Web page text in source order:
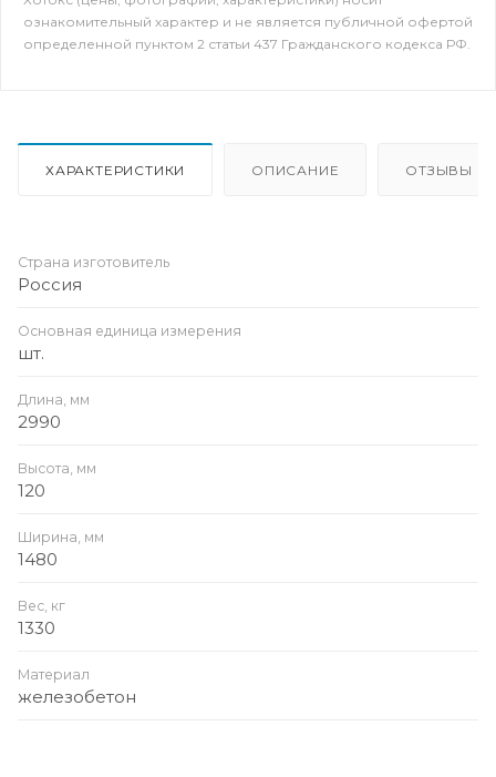
ознакомительный характер и не является публичной офертой
определенной пунктом 2 статьи 437 Гражданского кодекса РФ.
ХАРАКТЕРИСТИКИ ОПИСАНИЕ ОТЗЫВЫ
Страна изготовитель
Россия
Основная единица измерения
шт.
Длина, мм
2990
Высота, мм
120
Ширина, мм
1480
Вес, кг
1330
Материал
железобетон